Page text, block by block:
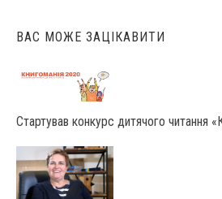
ВАС МОЖЕ ЗАЦІКАВИТИ
Стартував конкурс дитячого читання